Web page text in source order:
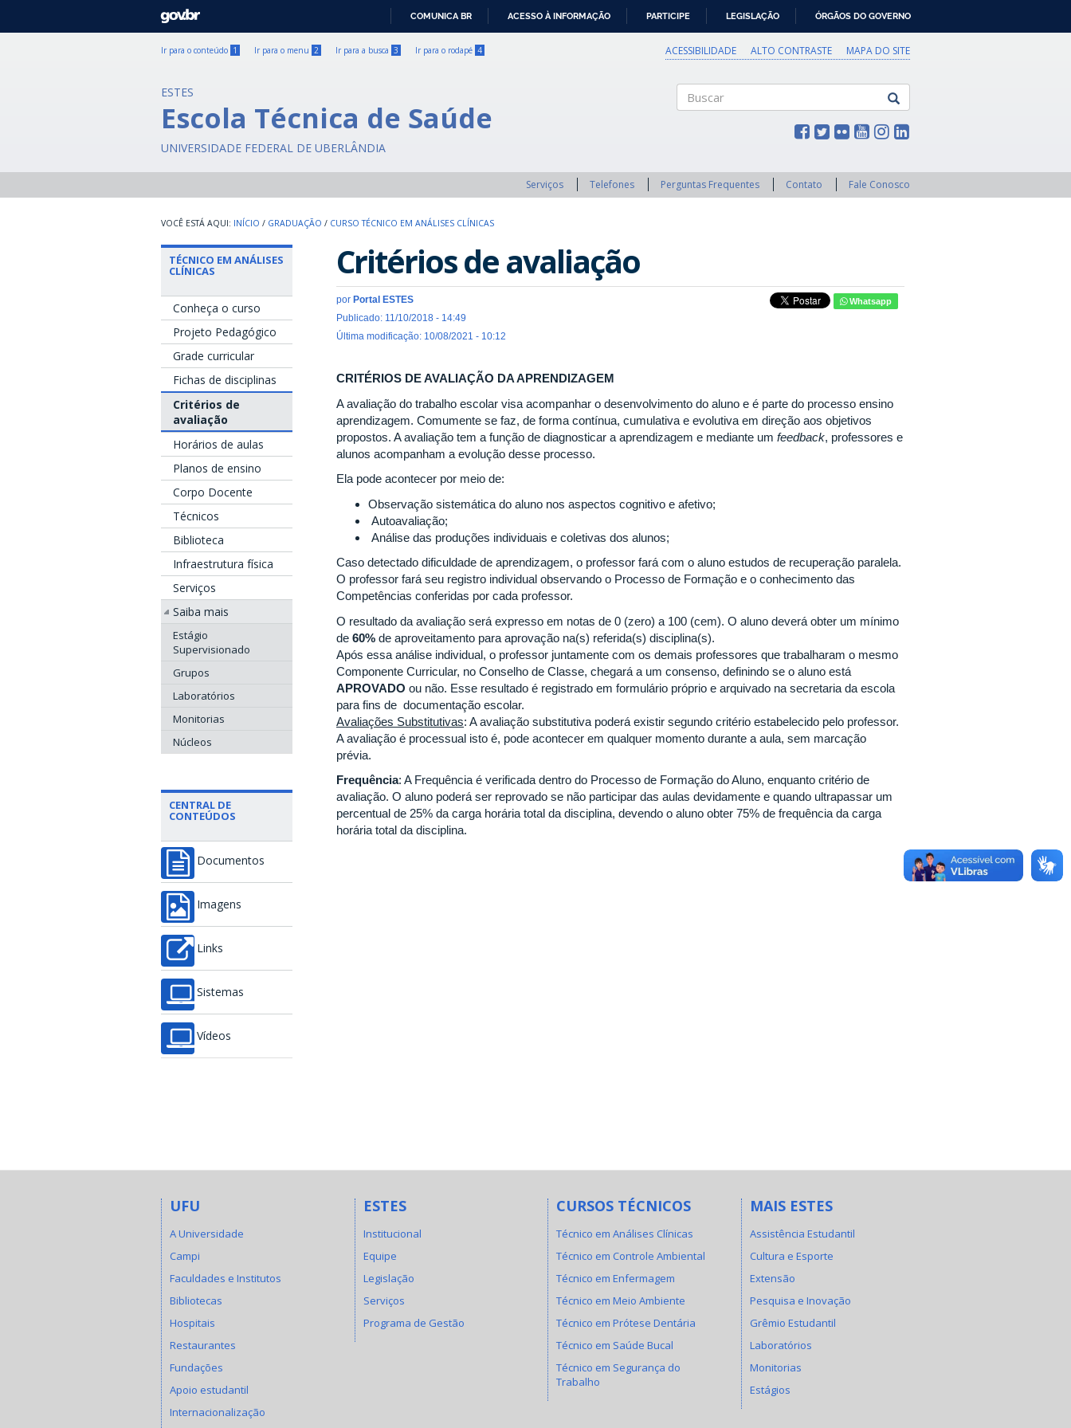
GOVBR
COMUNICA BR ACESSO À INFORMAÇÃO PARTICIPE LEGISLAÇÃO ÓRGÃOS DO GOVERNO
Ir para o conteúdo 1 Ir para o menu 2 Ir para a busca 3 Ir para o rodapé 4 ACESSIBILIDADE ALTO CONTRASTE MAPA DO SITE
ESTES
Escola Técnica de Saúde
UNIVERSIDADE FEDERAL DE UBERLÂNDIA
Serviços Telefones Perguntas Frequentes Contato Fale Conosco
INÍCIO / GRADUAÇÃO / CURSO TÉCNICO EM ANÁLISES CLÍNICAS
TÉCNICO EM ANÁLISES
CLÍNICAS
Conheça o curso
Projeto Pedagógico
Grade curricular
Fichas de disciplinas
Critérios de
avaliação
Horários de aulas
Planos de ensino
Corpo Docente
Técnicos
Biblioteca
Infraestrutura física
Serviços
Saiba mais
Estágio
Supervisionado
Grupos
Laboratórios
Monitorias
Núcleos
CENTRAL DE
CONTEÚDOS
Documentos
Imagens
Links
Sistemas
Vídeos
Critérios de avaliação
por Portal ESTES
Publicado: 11/10/2018 - 14:49
Última modificação: 10/08/2021 - 10:12
Whatsapp
CRITÉRIOS DE AVALIAÇÃO DA APRENDIZAGEM
A avaliação do trabalho escolar visa acompanhar o desenvolvimento do aluno e é parte do processo ensino
aprendizagem. Comumente se faz, de forma contínua, cumulativa e evolutiva em direção aos objetivos
propostos. A avaliação tem a função de diagnosticar a aprendizagem e mediante um feedback, professores e
alunos acompanham a evolução desse processo.
Ela pode acontecer por meio de:
Observação sistemática do aluno nos aspectos cognitivo e afetivo;
Autoavaliação;
Análise das produções individuais e coletivas dos alunos;
Caso detectado dificuldade de aprendizagem, o professor fará com o aluno estudos de recuperação paralela.
O professor fará seu registro individual observando o Processo de Formação e o conhecimento das
Competências conferidas por cada professor.
O resultado da avaliação será expresso em notas de 0 (zero) a 100 (cem). O aluno deverá obter um mínimo
de 60% de aproveitamento para aprovação na(s) referida(s) disciplina(s).
Após essa análise individual, o professor juntamente com os demais professores que trabalharam o mesmo
Componente Curricular, no Conselho de Classe, chegará a um consenso, definindo se o aluno está
APROVADO ou não. Esse resultado é registrado em formulário próprio e arquivado na secretaria da escola
para fins de documentação escolar.
Avaliações Substitutivas: A avaliação substitutiva poderá existir segundo critério estabelecido pelo professor.
A avaliação é processual isto é, pode acontecer em qualquer momento durante a aula, sem marcação
prévia.
Frequência: A Frequência é verificada dentro do Processo de Formação do Aluno, enquanto critério de
avaliação. O aluno poderá ser reprovado se não participar das aulas devidamente e quando ultrapassar um
percentual de 25% da carga horária total da disciplina, devendo o aluno obter 75% de frequência da carga
horária total da disciplina.
UFU
A Universidade
Campi
Faculdades e Institutos
Bibliotecas
Hospitais
Restaurantes
Fundações
Apoio estudantil
Internacionalização
ESTES
Institucional
Equipe
Legislação
Serviços
Programa de Gestão
CURSOS TÉCNICOS
Técnico em Análises Clínicas
Técnico em Controle Ambiental
Técnico em Enfermagem
Técnico em Meio Ambiente
Técnico em Prótese Dentária
Técnico em Saúde Bucal
Técnico em Segurança do
Trabalho
MAIS ESTES
Assistência Estudantil
Cultura e Esporte
Extensão
Pesquisa e Inovação
Grêmio Estudantil
Laboratórios
Monitorias
Estágios